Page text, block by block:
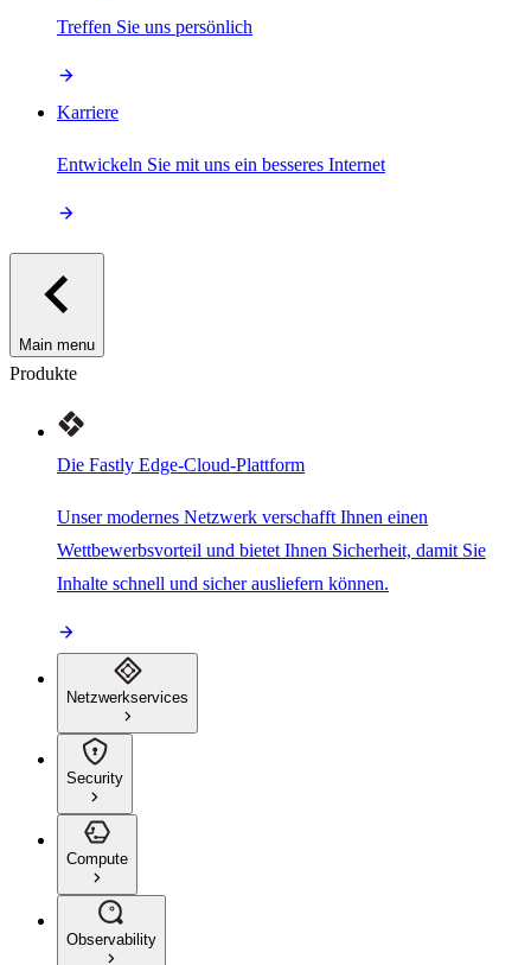
Treffen Sie uns persönlich
Karriere
Entwickeln Sie mit uns ein besseres Internet
Main menu
Produkte
Die Fastly Edge-Cloud-Plattform
Unser modernes Netzwerk verschafft Ihnen einen
Wettbewerbsvorteil und bietet Ihnen Sicherheit, damit Sie
Inhalte schnell und sicher ausliefern können.
Netzwerkservices
Security
Compute
Observability